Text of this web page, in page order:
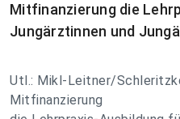
Mitfinanzierung die
Jungärztinnen und
Utl.: Mikl-Leitner/
Mitfinanzierung